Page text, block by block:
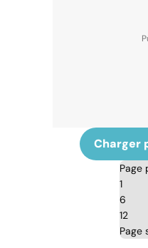
Charger
Page
1
6
12
Page